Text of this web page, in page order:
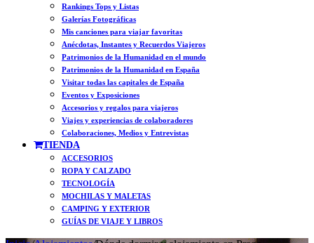
Rankings Tops y Listas
Galerías Fotográficas
Mis canciones para viajar favoritas
Anécdotas, Instantes y Recuerdos Viajeros
Patrimonios de la Humanidad en el mundo
Patrimonios de la Humanidad en España
Visitar todas las capitales de España
Eventos y Exposiciones
Accesorios y regalos para viajeros
Viajes y experiencias de colaboradores
Colaboraciones, Medios y Entrevistas
TIENDA
ACCESORIOS
ROPA Y CALZADO
TECNOLOGÍA
MOCHILAS Y MALETAS
CAMPING Y EXTERIOR
GUÍAS DE VIAJE Y LIBROS